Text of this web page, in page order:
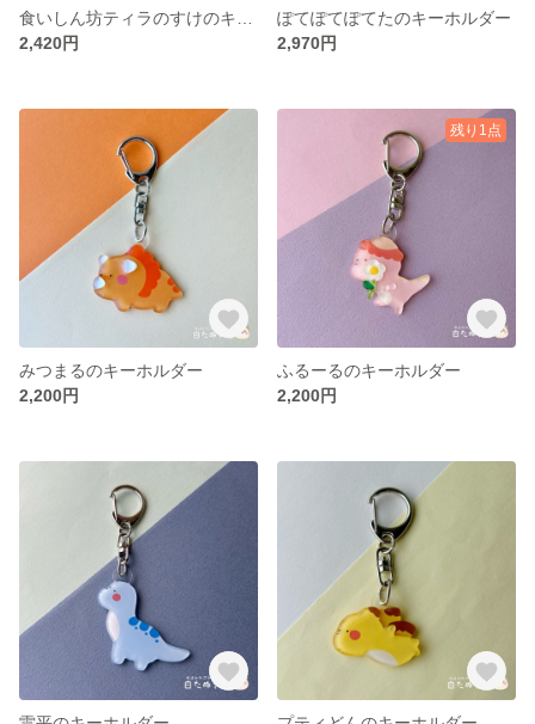
2,420円
ぽてぽてぽてたのキーホルダー
2,970円
みつまるのキーホルダー
2,200円
残り1点
ふるーるのキーホルダー
2,200円